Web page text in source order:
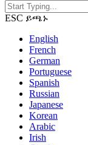
ESC ይጫኑ
English
French
German
Portuguese
Spanish
Russian
Japanese
Korean
Arabic
Irish